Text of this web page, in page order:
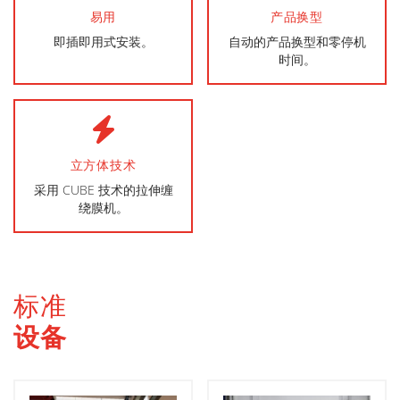
易用
即插即用式安装。
产品换型
自动的产品换型和零停机
时间。
立方体技术
采用 CUBE 技术的拉伸缠
绕膜机。
标准
设备